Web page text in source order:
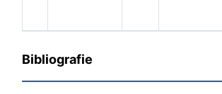
Bibliografie